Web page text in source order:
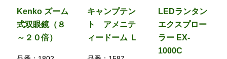
Kenko ズーム
式双眼鏡（８
～２０倍）
キャンプテン
ト アメニテ
ィードーム Ｌ
LEDランタン
エクスプロー
ラー EX-
1000C